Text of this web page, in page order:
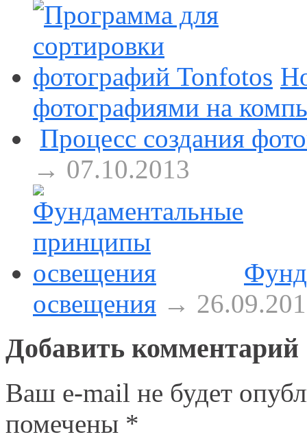
фотографиями на
Процесс создания
→ 07.10.2013
освещения →
Добавить комментарий
Ваш e-mail не будет
помечены *